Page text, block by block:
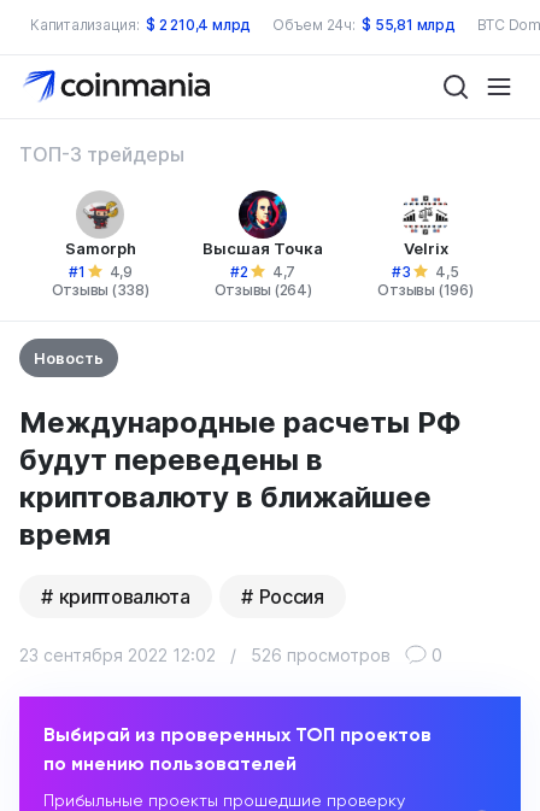
Капитализация: $ 2 210,4 млрд Объем 24ч: $ 55,81 млрд BTC
ТОП-3 трейдеры
Samorph
#1
4,9
Отзывы (338)
Высшая Точка
#2
4,7
Отзывы (264)
Velrix
#3
4,5
Отзывы (196)
Новость
Международные расчеты РФ
будут переведены в
криптовалюту в ближайшее
время
криптовалюта Россия
23 сентября 2022 12:02 / 526 просмотров 0
Выбирай из проверенных ТОП проектов
по мнению пользователей
Прибыльные проекты прошедшие проверку